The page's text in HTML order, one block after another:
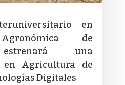
en
de
una
en Agricultura de
Digitales